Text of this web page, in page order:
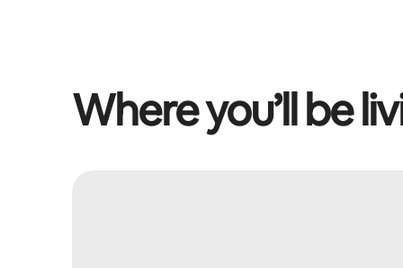
Where you’ll be